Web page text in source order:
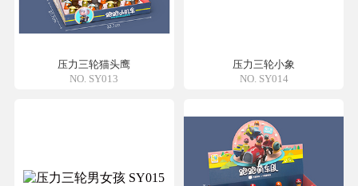
压力三轮猫头鹰
NO. SY013
压力三轮小象
NO. SY014